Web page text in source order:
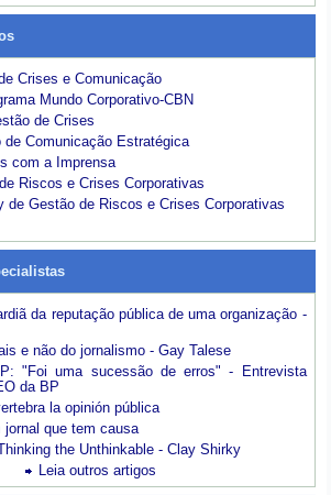
Crises e Comunicação
Mundo Corporativo-CBN
de Crises
de Comunicação Estratégica
com a Imprensa
Riscos e Crises Corporativas
de Gestão de Riscos e Crises Corporativas
da reputação pública de uma organização -
e não do jornalismo - Gay Talese
"Foi uma sucessão de erros" - Entrevista
da BP
la opinión pública
jornal que tem causa
the Unthinkable - Clay Shirky
Leia outros artigos